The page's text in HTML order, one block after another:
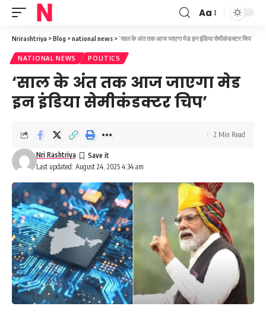
Font
Resizer
Aa
Nrirashtriya >Blog >national news > ‘साल के अंत तक आज जाएगा मेड इन इंडिया सेमीकंडक्टर चिप’
NATIONAL NEWS POLITICS
‘साल के अंत तक आज जाएगा मेड
इन इंडिया सेमीकंडक्टर चिप’
Last updated: August 24, 2025 4:34 am
Nri Rashtriya
2 Min Read